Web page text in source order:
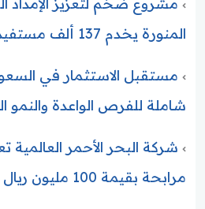
مشروع ضخم لتعزيز الإمداد
المنورة يخدم 137 ألف مستفيد
شاملة للفرص الواعدة والنمو
شركة البحر الأحمر
مرابحة بقيمة 100 مليون ريال لتعزيز رأس المال